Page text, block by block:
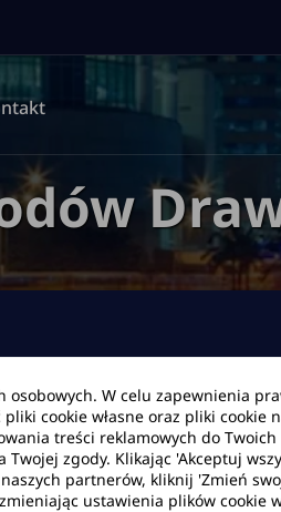
Godzina
W celu zapewnienia
cookie własne oraz pliki cookie
treści reklamowych do
zgody. Klikając 'Akceptuj
partnerów, kliknij 'Zmień
ustawienia plików cookie